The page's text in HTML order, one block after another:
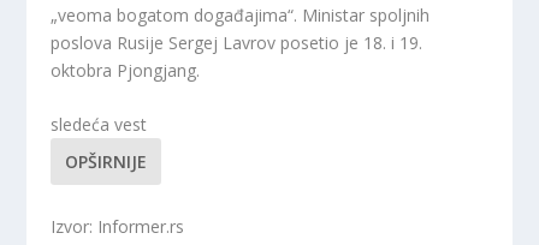
„veoma bogatom događajima“. Ministar spoljnih
poslova Rusije Sergej Lavrov posetio je 18. i 19.
oktobra Pjongjang.
sledeća vest
OPŠIRNIJE
Izvor: Informer.rs